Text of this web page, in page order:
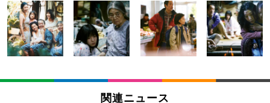
[EdoErgo] オフィスチェア 椅子 テレワーク 疲れな
い 跳ね上げ式アームレスト コンパクト 約105度ロッ
キング pc 事務椅子 360度回転 座面昇降 強化ナイロ
ン樹脂ベース 通気性メッシュ 在宅ワーク H-WY01
(黒網+黒枠+黒足)
￥5,699
SIHOO B100 オフィスチェア／デスクチェア メッシ
ュチェア 人間工学 疲れない ブラック
EIZO ビジネス向けプレミアムモニター | FlexScan
EV3240X-WT | 31.5型4K UHD・USB Type-C・ホワ
イト
￥105,595
EIZO ビジネス向けプレミアムモニター | FlexScan
Amazonベーシック ペットシーツ 薄型 レギュラー 1
回使い捨て 無香料 ホワイト 300枚
￥3,373
Amazonベーシック ペットシーツ 厚型 ワイド 42枚
x2袋(84枚) ホワイト(吸収面:ライトブルー)
関連ニュース